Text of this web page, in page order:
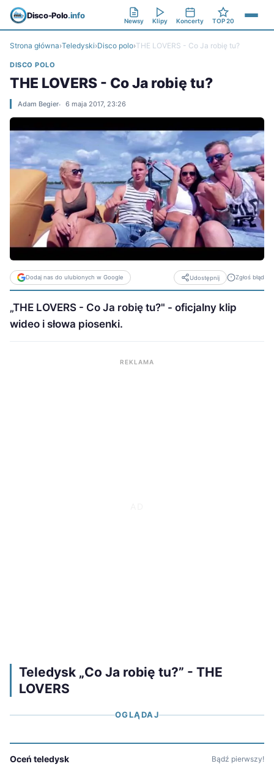
Disco-Polo.info
Newsy Klipy Koncerty TOP 20
Strona główna›Teledyski›Disco polo›THE LOVERS - Co Ja robię tu?
DISCO POLO
THE LOVERS - Co Ja robię tu?
Adam Begier 6 maja 2017, 23:26
Dodaj nas do ulubionych w Google Udostępnij Zgłoś błąd
„THE LOVERS - Co Ja robię tu?" - oficjalny klip
wideo i słowa piosenki.
REKLAMA
Teledysk „Co Ja robię tu?” - THE
LOVERS
OGLĄDAJ
Oceń teledysk Bądź pierwszy!